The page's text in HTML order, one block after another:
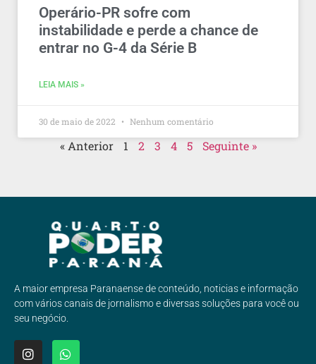
Operário-PR sofre com
instabilidade e perde a chance de
entrar no G-4 da Série B
LEIA MAIS »
30 de maio de 2022 Nenhum comentário
« Anterior 1 2 3 4 5 Seguinte »
A maior empresa Paranaense de conteúdo, noticias e informação
com vários canais de jornalismo e diversas soluções para você ou
seu negócio.